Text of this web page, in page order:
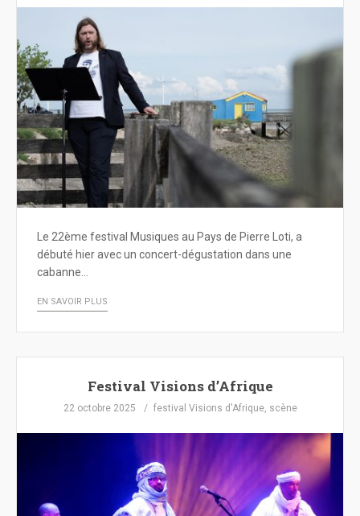
Le 22ème festival Musiques au Pays de Pierre Loti, a
débuté hier avec un concert-dégustation dans une
cabanne…
EN SAVOIR PLUS
Festival Visions d’Afrique
22 octobre 2025 festival Visions d'Afrique, scène